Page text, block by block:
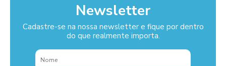
Newsletter
Cadastre-se na nossa newsletter e fique por dentro
do que realmente importa.